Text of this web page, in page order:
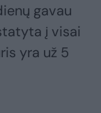
gavau
į visai
yra už 5